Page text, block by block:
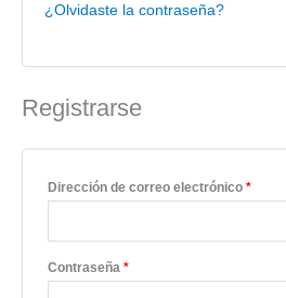
¿Olvidaste la contraseña?
Registrarse
Dirección de correo electrónico *
Contraseña *